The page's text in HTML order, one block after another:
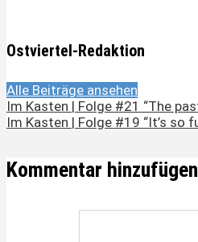
Ostviertel-Redaktion
Alle Beiträge ansehen
Im Kasten | Folge #21 “The
Im Kasten | Folge #19 “It’s so
Kommentar hinzufügen